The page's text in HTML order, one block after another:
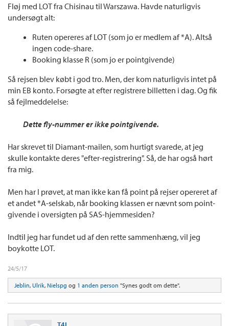
Fløj med LOT fra Chisinau til Warszawa. Havde naturligvis
undersøgt alt:
Ruten opereres af LOT (som jo er medlem af *A). Altså
ingen code-share.
Booking klasse R (som jo er pointgivende)
Så rejsen blev købt i god tro. Men, der kom naturligvis intet på
min EB konto. Forsøgte at efter registrere billetten i dag. Og fik
så fejlmeddelelse:
Dette fly-nummer er ikke pointgivende.
Har skrevet til Diamant-mailen, som hurtigt svarede, at jeg
skulle kontakte deres "efter-registrering". Så, de har også hørt
fra mig.
Men har I prøvet, at man ikke kan få point på rejser opereret af
et andet *A-selskab, når booking klassen er nævnt som point-
givende i oversigten på SAS-hjemmesiden?
Indtil jeg har fundet ud af den rette sammenhæng, vil jeg
boykotte LOT.
24/5/17
Jeblin, Ulrik, Nielspg og 1 anden person "Synes godt om dette".